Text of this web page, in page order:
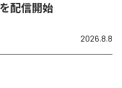
を配信開始
2026.8.8